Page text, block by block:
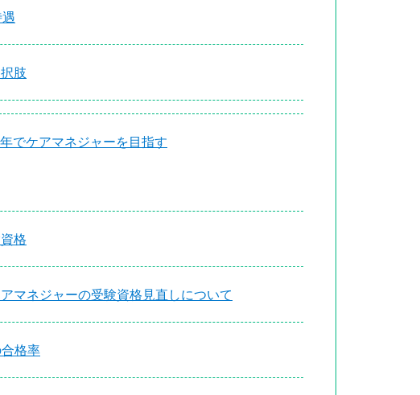
肢
でケアマネジャーを目指す
格
マネジャーの受験資格見直しについて
格率